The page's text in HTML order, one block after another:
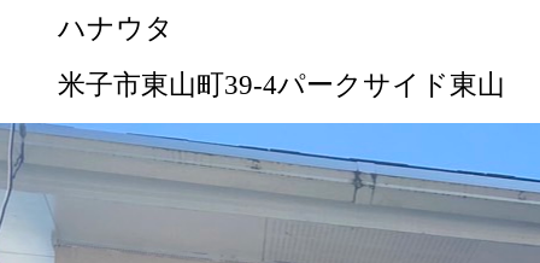
ハナウタ
米子市東山町39-4パークサイド東山